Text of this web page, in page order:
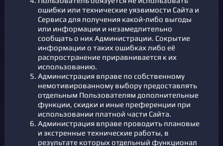
ошибки или технические уязвимости Сайта и
Сервиса для получения какой-либо выгоды
или информации и незамедлительно
сообщать о них Администрации. Сокрытие
информации о таких ошибках либо её
распространение приравнивается к их
использованию.
Администрация вправе по собственному
немотивированному выбору предоставлять
отдельным Пользователям дополнительные
функции, скидки и иные преференции при
использовании платной части Сайта.
Администрация вправе проводить плановые
и экстренные технические работы, в
результате которых отдельный функционал